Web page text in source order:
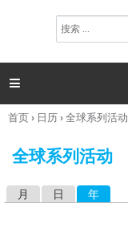
搜
索

你
这
首页› 日历›全球系列活动
全球系列活动
月 日 年